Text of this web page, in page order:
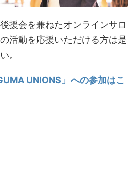
援会を兼ねたオンラインサロ
活動を応援いただける方は是
。
UNIONS」への参加はこ